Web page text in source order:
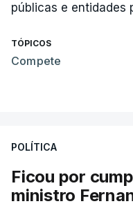
públicas e entidades
TÓPICOS
Compete
POLÍTICA
Ficou por
ministro